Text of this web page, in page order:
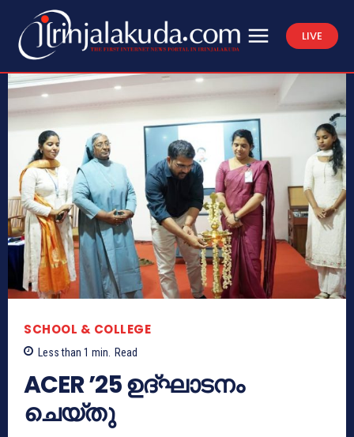
LIVE
SCHOOL & COLLEGE
Less than 1 min. Read
ACER ’25 ഉദ്‌ഘാടനം
ചെയ്തു